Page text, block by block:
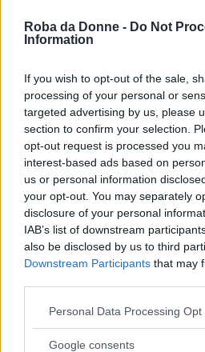
Roba da Donne - Do Not
Information
If you wish to opt-out of the sale,
processing of your personal or
targeted advertising by us, please
section to confirm your selection.
opt-out request is processed you
interest-based ads based on
us or personal information
your opt-out. You may separately
disclosure of your personal
IAB’s list of downstream
also be disclosed by us to third
Downstream Participants that may
Please note that this website/app
not limited to your visit or usage
Personal Data Processing Opt
Google consents
, un olio per capelli
con una formula
che idrata istantaneamente
la lucentezza e controlla
Continua a leggere dopo
3.Asciugacapelli